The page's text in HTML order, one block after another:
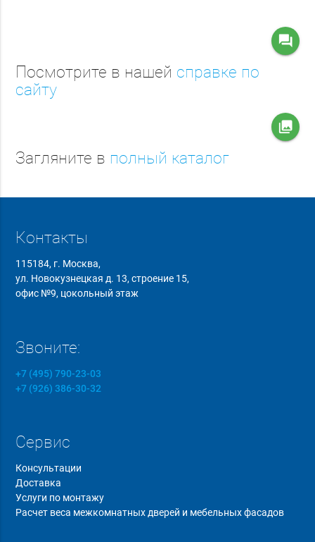
question_answer
Посмотрите в нашей справке по
сайту
collections
Загляните в полный каталог
Контакты
115184, г. Москва,
ул. Новокузнецкая д. 13, строение 15,
офис №9, цокольный этаж
Звоните:
+7 (495) 790-23-03
+7 (926) 386-30-32
Сервис
Консультации
Доставка
Услуги по монтажу
Расчет веса межкомнатных дверей и мебельных фасадов